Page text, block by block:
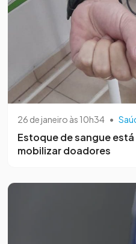
26 de janeiro às 10h34 •
Estoque de sangue
mobilizar doadores